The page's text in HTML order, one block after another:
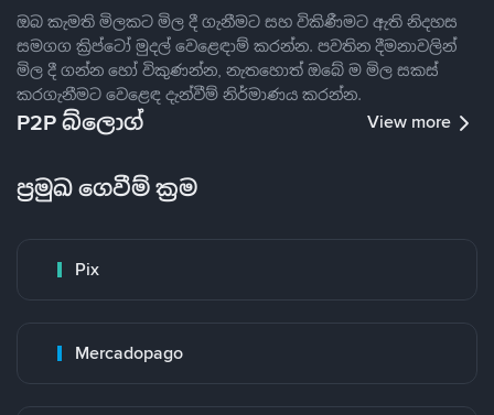
ඔබ කැමති මිලකට මිල දී ගැනීමට සහ විකිණීමට ඇති නිදහස
සමගග ක්‍රිප්ටෝ මුදල් වෙළෙඳාම් කරන්න. පවතින දීමනාවලින්
මිල දී ගන්න හෝ විකුණන්න, නැතහොත් ඔබේ ම මිල සකස්
කරගැනීමට වෙළෙඳ දැන්වීම් නිර්මාණය කරන්න.
P2P බ්ලොග් View more
ප්‍රමුඛ ගෙවීම් ක්‍රම
Pix
Mercadopago